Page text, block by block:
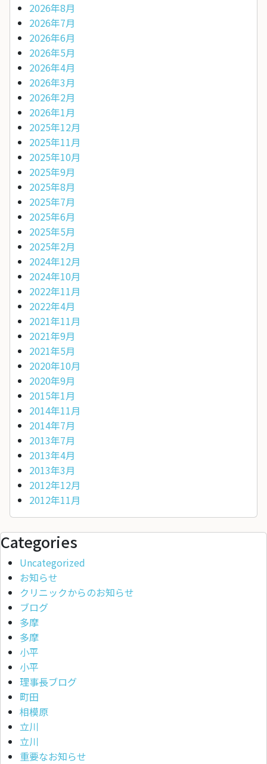
2026年8月
2026年7月
2026年6月
2026年5月
2026年4月
2026年3月
2026年2月
2026年1月
2025年12月
2025年11月
2025年10月
2025年9月
2025年8月
2025年7月
2025年6月
2025年5月
2025年2月
2024年12月
2024年10月
2022年11月
2022年4月
2021年11月
2021年9月
2021年5月
2020年10月
2020年9月
2015年1月
2014年11月
2014年7月
2013年7月
2013年4月
2013年3月
2012年12月
2012年11月
Categories
Uncategorized
お知らせ
クリニックからのお知らせ
ブログ
多摩
多摩
小平
小平
理事長ブログ
町田
相模原
立川
立川
重要なお知らせ